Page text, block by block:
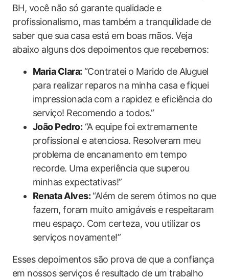
BH, você não só garante qualidade e
profissionalismo, mas também a tranquilidade de
saber que sua casa está em boas mãos. Veja
abaixo alguns dos depoimentos que recebemos:
Maria Clara: “Contratei o Marido de Aluguel
para realizar reparos na minha casa e fiquei
impressionada com a rapidez e eficiência do
serviço! Recomendo a todos.”
João Pedro: “A equipe foi extremamente
profissional e atenciosa. Resolveram meu
problema de encanamento em tempo
recorde. Uma experiência que superou
minhas expectativas!”
Renata Alves:“Além de serem ótimos no que
fazem, foram muito amigáveis e respeitaram
meu espaço. Com certeza, vou utilizar os
serviços novamente!”
Esses depoimentos são prova de que a confiança
em nossos serviços é resultado de um trabalho